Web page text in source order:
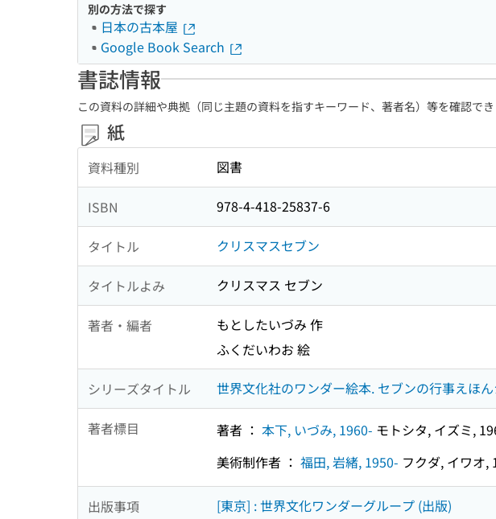
別の方法で探す
日本の古本屋
Google Book Search
書誌情報
この資料の詳細や典拠（同じ主題の資料を指すキーワード、著者名）等を確認でき
紙
資料種別 図書
ISBN 978-4-418-25837-6
タイトル クリスマスセブン
タイトルよみ クリスマス セブン
著者・編者
もとしたいづみ 作
ふくだいわお 絵
シリーズタイトル 世界文化社のワンダー絵本. セブンの行事えほ
著者標目 著者 ： 本下, いづみ, 1960- モトシタ, イズミ,
美術制作者 ： 福田, 岩緒, 1950- フクダ, イワオ,
出版事項
[東京] : 世界文化ワンダーグループ (出版)